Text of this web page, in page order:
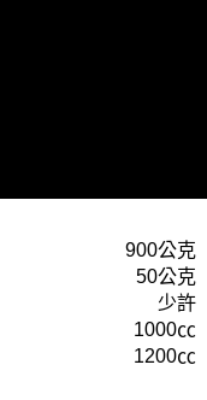
900公克
50公克
少許
1000㏄
1200㏄